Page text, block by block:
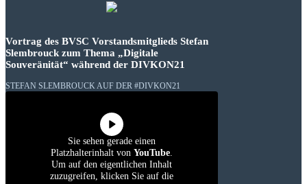
Vortrag des BVSC Vorstandsmitglieds Stefan
Slembrouck zum Thema „Digitale
Souveränität“ während der DIVKON21
STEFAN SLEMBROUCK AUF DER #DIVKON21
Sie sehen gerade einen
Platzhalterinhalt von YouTube
Um auf den eigentlichen Inhalt
zuzugreifen, klicken Sie auf die